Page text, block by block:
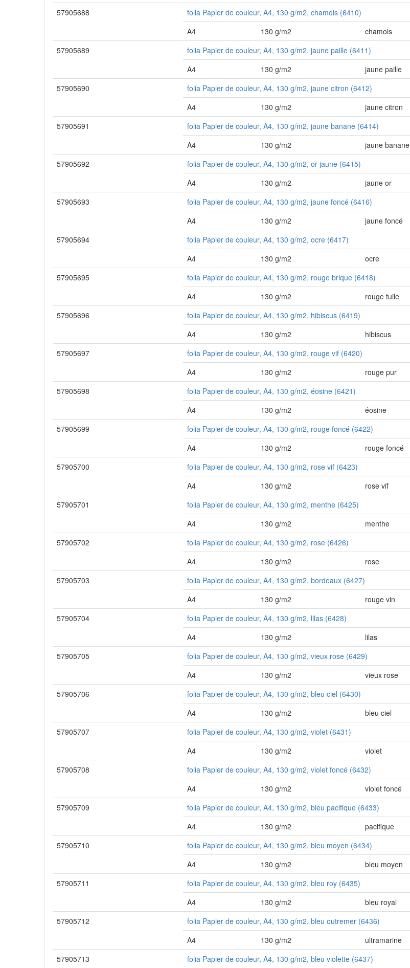
57905688
folia Papier de couleur, A4, 130 g/m2, chamois (6410)
A4
130 g/m2 chamois
57905689
folia Papier de couleur, A4, 130 g/m2, jaune paille (6411)
A4
130 g/m2 jaune paille
57905690
folia Papier de couleur, A4, 130 g/m2, jaune citron (6412)
A4
130 g/m2 jaune citron
57905691
folia Papier de couleur, A4, 130 g/m2, jaune banane (6414)
A4
130 g/m2 jaune banane
57905692
folia Papier de couleur, A4, 130 g/m2, or jaune (6415)
A4
130 g/m2 jaune or
57905693
folia Papier de couleur, A4, 130 g/m2, jaune foncé (6416)
A4
130 g/m2 jaune foncé
57905694
folia Papier de couleur, A4, 130 g/m2, ocre (6417)
A4
130 g/m2 ocre
57905695
folia Papier de couleur, A4, 130 g/m2, rouge brique (6418)
A4
130 g/m2 rouge tuile
57905696
folia Papier de couleur, A4, 130 g/m2, hibiscus (6419)
A4
130 g/m2 hibiscus
57905697
folia Papier de couleur, A4, 130 g/m2, rouge vif (6420)
A4
130 g/m2 rouge pur
57905698
folia Papier de couleur, A4, 130 g/m2, éosine (6421)
A4
130 g/m2 éosine
57905699
folia Papier de couleur, A4, 130 g/m2, rouge foncé (6422)
A4
130 g/m2 rouge foncé
57905700
folia Papier de couleur, A4, 130 g/m2, rose vif (6423)
A4
130 g/m2 rose vif
57905701
folia Papier de couleur, A4, 130 g/m2, menthe (6425)
A4
130 g/m2 menthe
57905702
folia Papier de couleur, A4, 130 g/m2, rose (6426)
A4
130 g/m2 rose
57905703
folia Papier de couleur, A4, 130 g/m2, bordeaux (6427)
A4
130 g/m2 rouge vin
57905704
folia Papier de couleur, A4, 130 g/m2, lilas (6428)
A4
130 g/m2 lilas
57905705
folia Papier de couleur, A4, 130 g/m2, vieux rose (6429)
A4
130 g/m2 vieux rose
57905706
folia Papier de couleur, A4, 130 g/m2, bleu ciel (6430)
A4
130 g/m2 bleu ciel
57905707
folia Papier de couleur, A4, 130 g/m2, violet (6431)
A4
130 g/m2 violet
57905708
folia Papier de couleur, A4, 130 g/m2, violet foncé (6432)
A4
130 g/m2 violet foncé
57905709
folia Papier de couleur, A4, 130 g/m2, bleu pacifique (6433)
A4
130 g/m2 pacifique
57905710
folia Papier de couleur, A4, 130 g/m2, bleu moyen (6434)
A4
130 g/m2 bleu moyen
57905711
folia Papier de couleur, A4, 130 g/m2, bleu roy (6435)
A4
130 g/m2 bleu royal
57905712
folia Papier de couleur, A4, 130 g/m2, bleu outremer (6436)
A4
130 g/m2 ultramarine
57905713
folia Papier de couleur, A4, 130 g/m2, bleu violette (6437)